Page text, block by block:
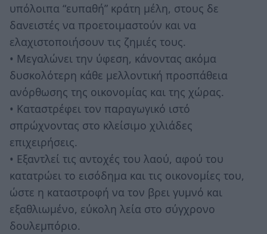
υπόλοιπα “ευπαθή” κράτη μέλη, στους δε
δανειστές να προετοιμαστούν και να
ελαχιστοποιήσουν τις ζημιές τους.
• Μεγαλώνει την ύφεση, κάνοντας ακόμα
δυσκολότερη κάθε μελλοντική προσπάθεια
ανόρθωσης της οικονομίας και της χώρας.
• Καταστρέφει τον παραγωγικό ιστό
σπρώχνοντας στο κλείσιμο χιλιάδες
επιχειρήσεις.
• Εξαντλεί τις αντοχές του λαού, αφού του
κατατρώει το εισόδημα και τις οικονομίες του,
ώστε η καταστροφή να τον βρει γυμνό και
εξαθλιωμένο, εύκολη λεία στο σύγχρονο
δουλεμπόριο.